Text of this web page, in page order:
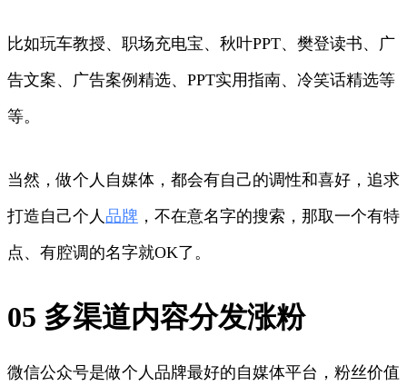
比如玩车教授、职场充电宝、秋叶PPT、樊登读书、广
告文案、广告案例精选、PPT实用指南、冷笑话精选等
等。
当然，做个人自媒体，都会有自己的调性和喜好，追求
打造自己个人 品牌 ，不在意名字的搜索，那取一个有特
点、有腔调的名字就OK了。
05 多渠道内容分发涨粉
微信公众号是做个人品牌最好的自媒体平台，粉丝价值